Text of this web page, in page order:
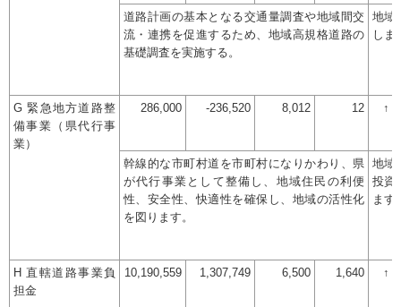
道路計画の基本となる交通量調査や地域間交
流・連携を促進するため、地域高規格道路の
基礎調査を実施する。
地域
しま
G 緊急地方道路整
備事業（県代行事
業）
286,000 -236,520 8,012 12 ↑
幹線的な市町村道を市町村になりかわり、県
が代行事業として整備し、地域住民の利便
性、安全性、快適性を確保し、地域の活性化
を図ります。
地域
投資
ます
H 直轄道路事業負
担金
10,190,559 1,307,749 6,500 1,640 ↑